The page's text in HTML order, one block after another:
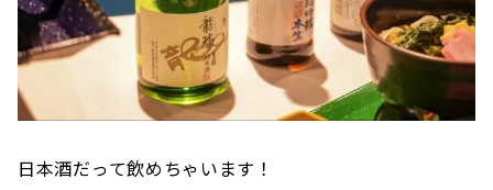
日本酒だって飲めちゃいます！